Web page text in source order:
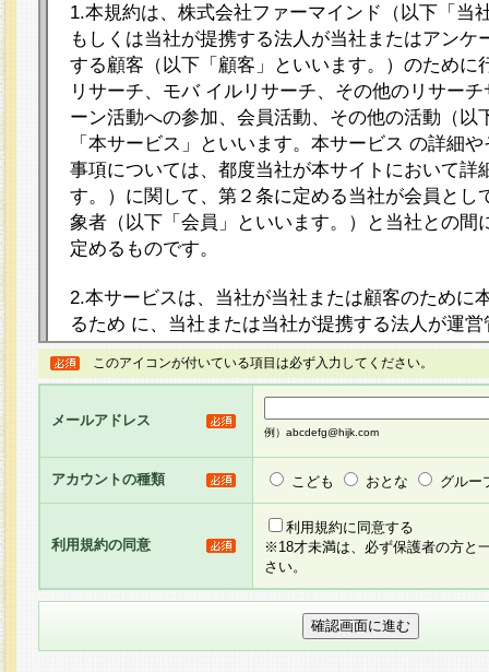
1.本規約は、株式会社ファーマインド（以下「当
もしくは当社が提携する法人が当社またはアンケ
する顧客（以下「顧客」といいます。）のために
リサーチ、モバ イルリサーチ、その他のリサー
ーン活動への参加、会員活動、その他の活動（以
「本サービス」といいます。本サービス の詳細
事項については、都度当社が本サイトにおいて詳
す。）に関して、第２条に定める当社が会員とし
象者（以下「会員」といいます。）と当社との間
定めるものです。
2.本サービスは、当社が当社または顧客のために
るため に、当社または当社が提携する法人が運
ト（以下「本サイト」といいます。）上に本サー
ージを設け、会員がアンケー ト調査に回答する
し、その結果を当社が集計・分析その他の利用を
るものです。なお、本サービスは、それぞれの目
員に対して本サービスの依頼を行うこともあり、
た全ての会員に対して本サービスの依頼をすると
りま す。
3.当社は、会員の事前の承諾を得ることなく、当
方 法・手段にて、本規約を任意に制定、変更ま
きるものとします。改定後の本規約等は、本規約
に掲示したときに、その 他の諸規定については
このアイコンが付いている項目は必ず入力してください。
メールアドレス
例）abcdefg@hijk.com
アカウントの種類 こども おとな グルー
利用規約の同意
利用規約に同意する
※18才未満は、必ず保護者の方と
さい。